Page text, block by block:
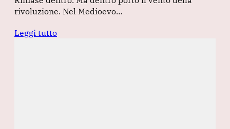
rivoluzione. Nel Medioevo…
Leggi tutto